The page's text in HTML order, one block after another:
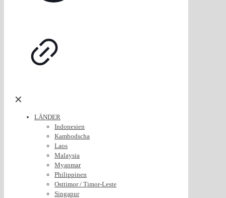
✕
LÄNDER
Indonesien
Kambodscha
Laos
Malaysia
Myanmar
Philippinen
Osttimor / Timor-Leste
Singapur